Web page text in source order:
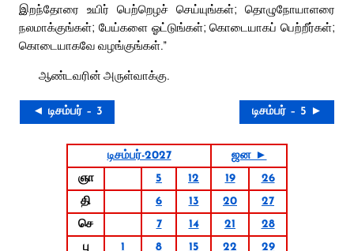
இறந்தோரை உயிர் பெற்றெழச் செய்யுங்கள்; தொழுநோயாளரை
நலமாக்குங்கள்; பேய்களை ஓட்டுங்கள்; கொடையாகப் பெற்றீர்கள்;
கொடையாகவே வழங்குங்கள்.”
ஆண்டவரின் அருள்வாக்கு.
◄ டிசம்பர் – 3 டிசம்பர் – 5 ►
டிசம்பர்-2027
ஜன ►
ஞா
5 12 19
26
தி
6 13 20
27
செ
7 14 21
28
பு
1 8 15 22
29